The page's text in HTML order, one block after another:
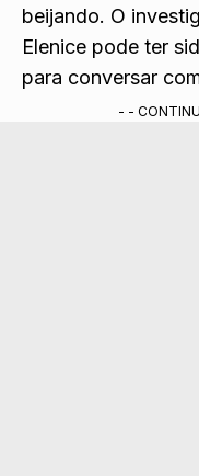
beijando. O
Elenice pode ter
para conversar
- -